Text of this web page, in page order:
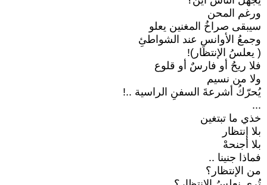
ورغم المحن
سيبقى صراخُ المغنين يعلو
وجمعُ الأوانسِ عند الشواطئِ
( يعلسُ الإنتظار)!
فلا ريحُ أو فارسٌ أو قلوع
ولا من نسيم
يُحرّكُ أشرعةَ السفنِ الراسية ..!
...
خذي ما تبتغين
بلا إنتظار
بلا أجنحهْ
فماذا جنينا ..
من الإنتظار؟